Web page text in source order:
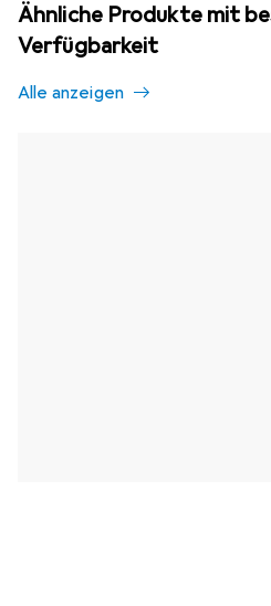
Ähnliche Produkte mit
Verfügbarkeit
Alle anzeigen